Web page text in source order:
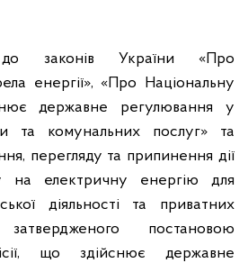
до законів України «Про
енергії», «Про Національну
державне регулювання у
та комунальних послуг» та
перегляду та припинення дії
на електричну енергію для
діяльності та приватних
затвердженого постановою
що здійснює державне